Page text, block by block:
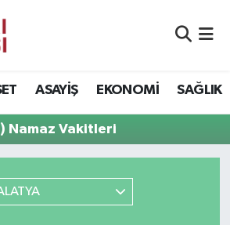
ASAYİŞ EKONOMİ SAĞLIK
Namaz Vakitleri